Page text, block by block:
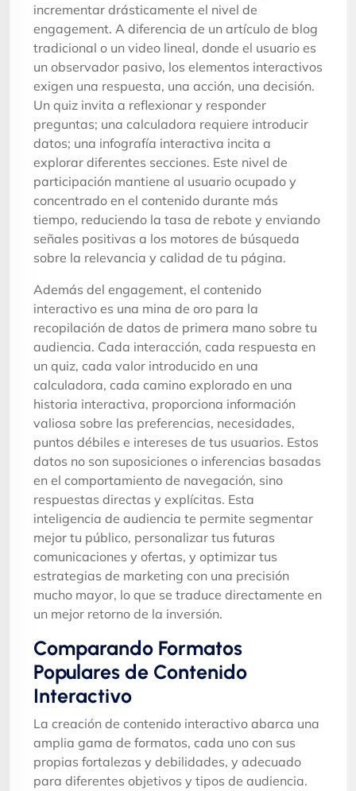
incrementar drásticamente el nivel de
engagement. A diferencia de un artículo de blog
tradicional o un video lineal, donde el usuario es
un observador pasivo, los elementos interactivos
exigen una respuesta, una acción, una decisión.
Un quiz invita a reflexionar y responder
preguntas; una calculadora requiere introducir
datos; una infografía interactiva incita a
explorar diferentes secciones. Este nivel de
participación mantiene al usuario ocupado y
concentrado en el contenido durante más
tiempo, reduciendo la tasa de rebote y enviando
señales positivas a los motores de búsqueda
sobre la relevancia y calidad de tu página.
Además del engagement, el contenido
interactivo es una mina de oro para la
recopilación de datos de primera mano sobre tu
audiencia. Cada interacción, cada respuesta en
un quiz, cada valor introducido en una
calculadora, cada camino explorado en una
historia interactiva, proporciona información
valiosa sobre las preferencias, necesidades,
puntos débiles e intereses de tus usuarios. Estos
datos no son suposiciones o inferencias basadas
en el comportamiento de navegación, sino
respuestas directas y explícitas. Esta
inteligencia de audiencia te permite segmentar
mejor tu público, personalizar tus futuras
comunicaciones y ofertas, y optimizar tus
estrategias de marketing con una precisión
mucho mayor, lo que se traduce directamente en
un mejor retorno de la inversión.
Comparando Formatos
Populares de Contenido
Interactivo
La creación de contenido interactivo abarca una
amplia gama de formatos, cada uno con sus
propias fortalezas y debilidades, y adecuado
para diferentes objetivos y tipos de audiencia.